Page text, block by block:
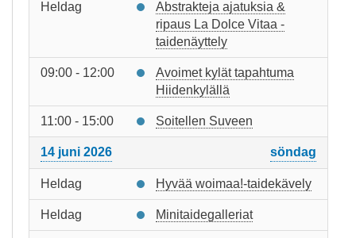
Heldag
Abstrakteja ajatuksia &
ripaus La Dolce Vitaa -
taidenäyttely
09:00 - 12:00
Avoimet kylät tapahtuma
Hiidenkylällä
11:00 - 15:00 Soitellen Suveen
14 juni 2026 söndag
Heldag Hyvää woimaa!-taidekävely
Heldag Minitaidegalleriat